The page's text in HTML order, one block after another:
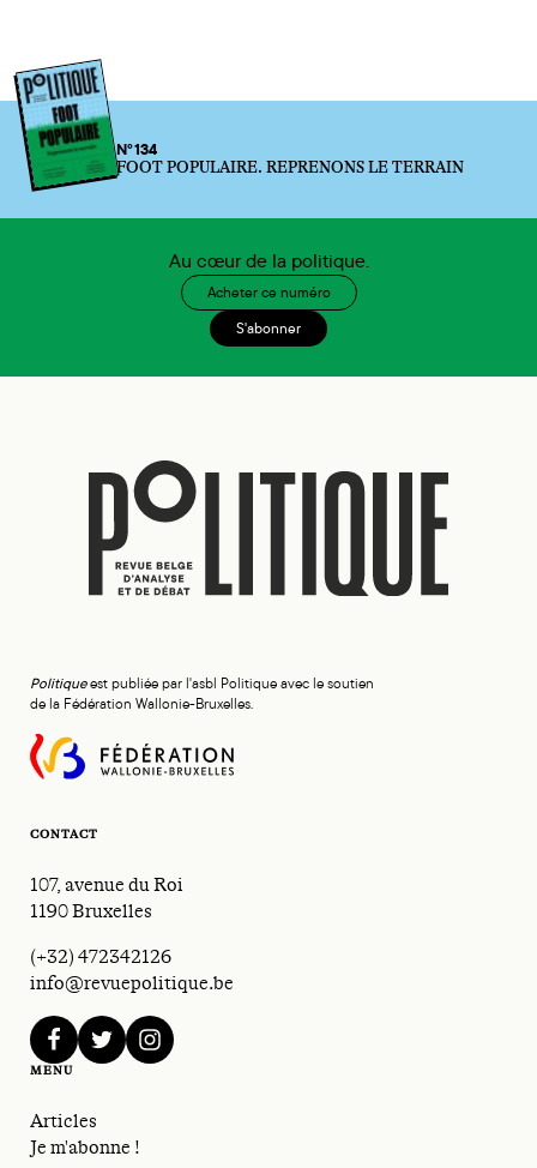
N°134
FOOT POPULAIRE. REPRENONS LE TERRAIN
Au cœur de la politique.
Acheter ce numéro
S'abonner
Politiqueest publiée par l'asbl Politique avec le soutien
de la Fédération Wallonie-Bruxelles.
CONTACT
107, avenue du Roi
1190 Bruxelles
(+32) 472342126
info@revuepolitique.be
facebooktwitterinstagram
MENU
Articles
Je m'abonne !